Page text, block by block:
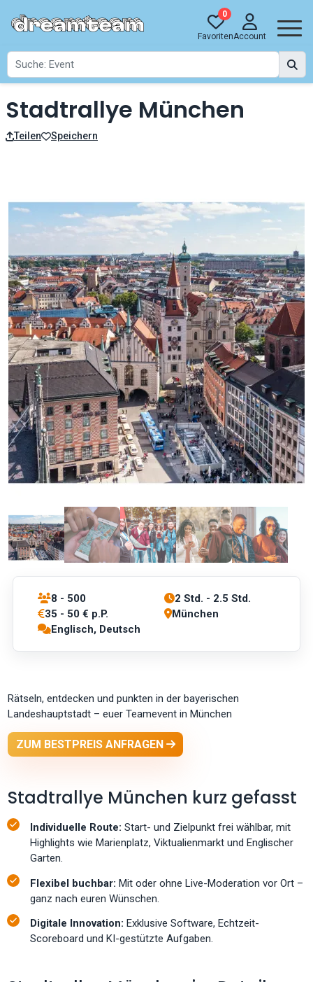
0
FavoritenAccount
Stadtrallye München
Teilen Speichern
8 - 500
2 Std. - 2.5 Std.
35 - 50 € p.P.
München
Englisch, Deutsch
Rätseln, entdecken und punkten in der bayerischen
Landeshauptstadt – euer Teamevent in München
ZUM BESTPREIS ANFRAGEN
Stadtrallye München kurz gefasst
Individuelle Route: Start- und Zielpunkt frei wählbar, mit
Highlights wie Marienplatz, Viktualienmarkt und Englischer
Garten.
Flexibel buchbar:Mit oder ohne Live-Moderation vor Ort –
ganz nach euren Wünschen.
Digitale Innovation: Exklusive Software, Echtzeit-
Scoreboard und KI-gestützte Aufgaben.